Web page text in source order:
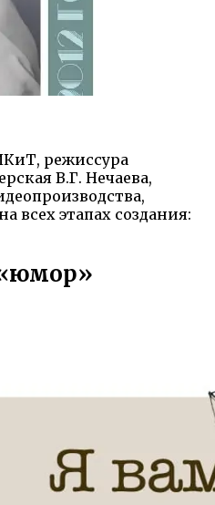
режиссура
В.Г. Нечаева,
всех этапах создания: